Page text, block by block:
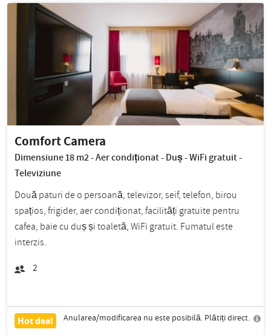
Comfort Camera
Dimensiune 18 m2 - Aer condiționat - Duș - WiFi gratuit -
Televiziune
Două paturi de o persoană, televizor, seif, telefon, birou
spațios, frigider, aer condiționat, facilități gratuite pentru
cafea, baie cu duș și toaletă, WiFi gratuit. Fumatul este
interzis.
2
Hot deal Anularea/modificarea nu este posibilă. Plătiți direct.